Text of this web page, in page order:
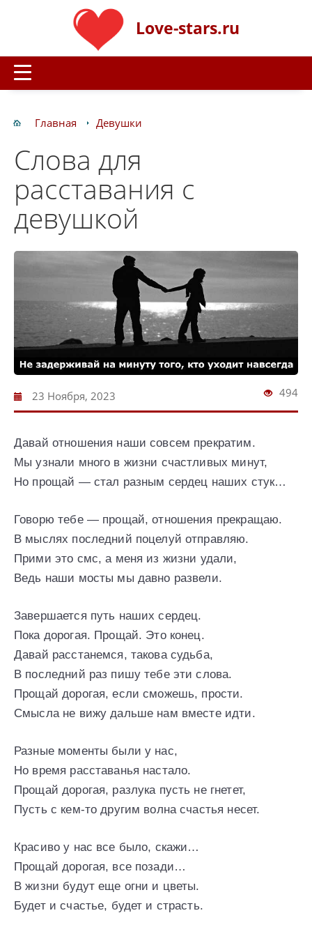
Love-stars.ru
Главная Девушки
Слова для
расставания с
девушкой
23 Ноября, 2023 494
Давай отношения наши совсем прекратим.
Мы узнали много в жизни счастливых минут,
Но прощай — стал разным сердец наших стук…
Говорю тебе — прощай, отношения прекращаю.
В мыслях последний поцелуй отправляю.
Прими это смс, а меня из жизни удали,
Ведь наши мосты мы давно развели.
Завершается путь наших сердец.
Пока дорогая. Прощай. Это конец.
Давай расстанемся, такова судьба,
В последний раз пишу тебе эти слова.
Прощай дорогая, если сможешь, прости.
Смысла не вижу дальше нам вместе идти.
Разные моменты были у нас,
Но время расставанья настало.
Прощай дорогая, разлука пусть не гнетет,
Пусть с кем-то другим волна счастья несет.
Красиво у нас все было, скажи…
Прощай дорогая, все позади…
В жизни будут еще огни и цветы.
Будет и счастье, будет и страсть.